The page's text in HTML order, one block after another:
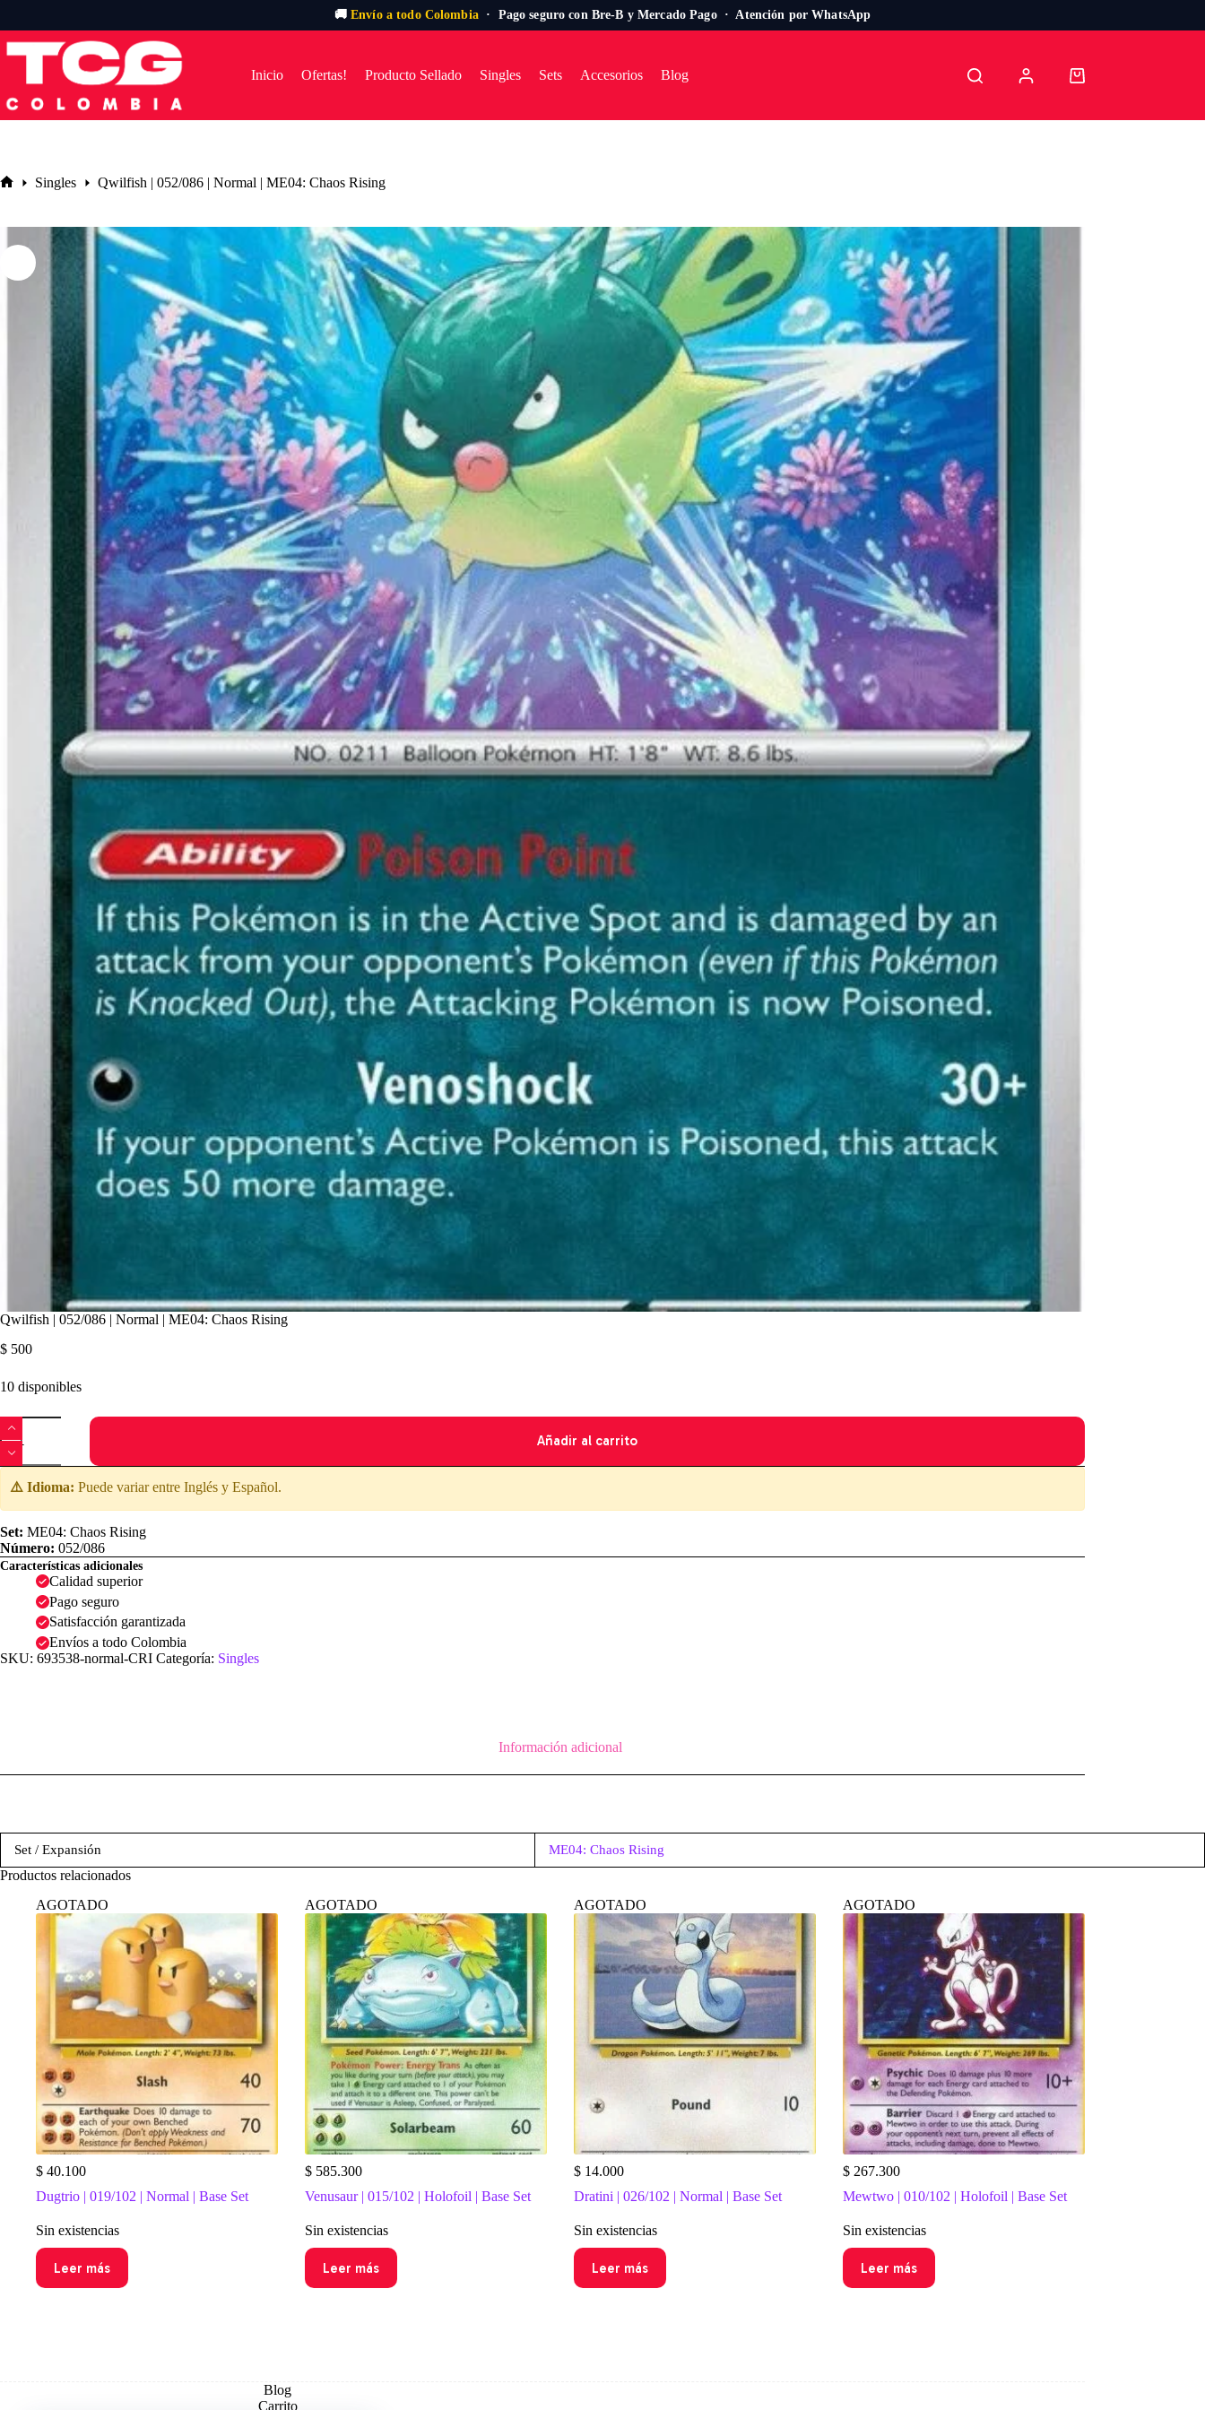
🚚 Envío a todo Colombia· Pago seguro con Bre-B y Mercado Pago · Atención por WhatsApp
al
Inicio Ofertas! Producto Sellado Singles Sets Accesorios Blog
Carro
Singles Qwilfish | 052/086 | Normal | ME04: Chaos Rising
Qwilfish | 052/086 | Normal | ME04: Chaos Rising
$ 500
10 disponibles
Qwilfish
|
052/086
|
Normal
ME04:
Chaos
Rising
cantidad
Añadir al carrito
⚠️ Idioma: Puede variar entre Inglés y Español.
Set: ME04: Chaos Rising
Número: 052/086
Características adicionales
Calidad superior
Pago seguro
Satisfacción garantizada
Envíos a todo Colombia
SKU: 693538-normal-CRI Categoría: Singles
Información adicional
Set / Expansión ME04: Chaos Rising
Productos relacionados
AGOTADO
$ 40.100
Dugtrio | 019/102 | Normal | Base Set
Sin existencias
Leer más
AGOTADO
$585.300
Venusaur | 015/102 | Holofoil | Base Set
Sin existencias
Leer más
AGOTADO
$14.000
Dratini | 026/102 | Normal | Base Set
Sin existencias
Leer más
AGOTADO
$267.300
Mewtwo | 010/102 | Holofoil | Base Set
Sin existencias
Leer más
Blog
Carrito